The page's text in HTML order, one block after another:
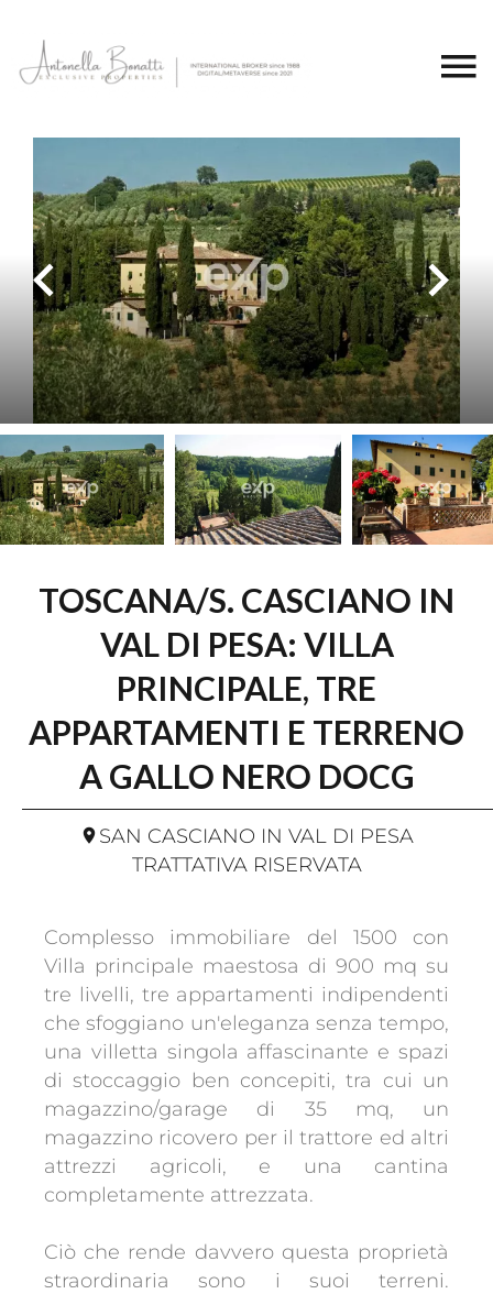
TOSCANA/S. CASCIANO IN
VAL DI PESA: VILLA
PRINCIPALE, TRE
APPARTAMENTI E TERRENO
A GALLO NERO DOCG
SAN CASCIANO IN VAL DI PESA
TRATTATIVA RISERVATA
Complesso immobiliare del 1500 con
Villa principale maestosa di 900 mq su
tre livelli, tre appartamenti indipendenti
che sfoggiano un'eleganza senza tempo,
una villetta singola affascinante e spazi
di stoccaggio ben concepiti, tra cui un
magazzino/garage di 35 mq, un
magazzino ricovero per il trattore ed altri
attrezzi agricoli, e una cantina
completamente attrezzata.
Ciò che rende davvero questa proprietà
straordinaria sono i suoi terreni.